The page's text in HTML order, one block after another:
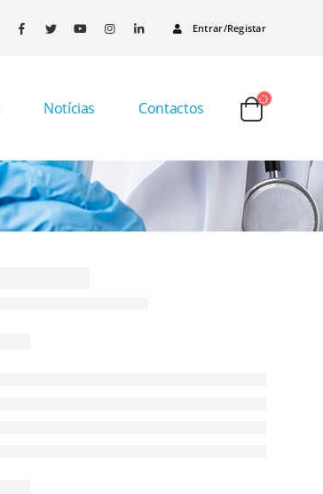
Entrar/Registar
Notícias Contactos